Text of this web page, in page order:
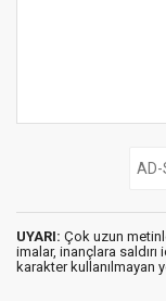
UYARI: Çok uzun
imalar, inançlara saldırı
karakter kullanılmayan